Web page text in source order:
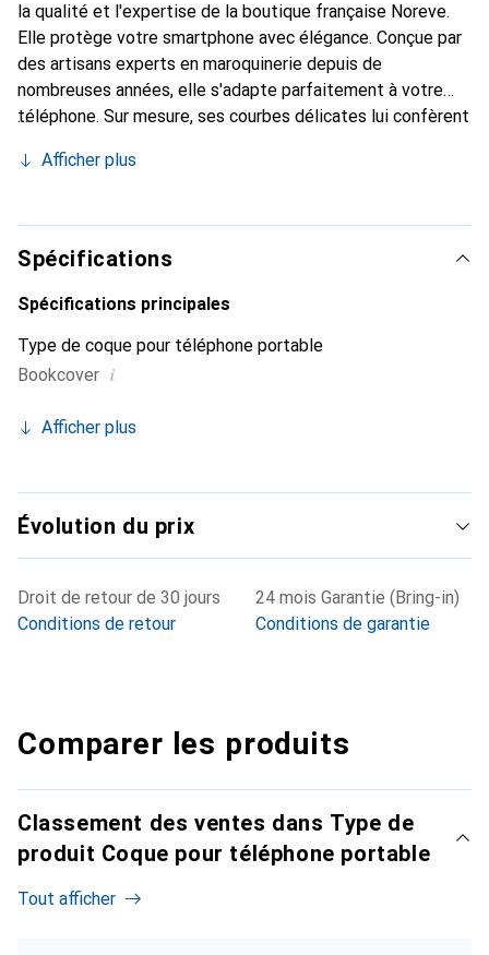
la qualité et l'expertise de la boutique française Noreve.
Elle protège votre smartphone avec élégance. Conçue par
des artisans experts en maroquinerie depuis de
nombreuses années, elle s'adapte parfaitement à votre
téléphone. Sur mesure, ses courbes délicates lui confèrent
chic et indispensable pour votre smartphone. La marque
de haute qualité et constitue un choix sûr pour une
clientèle exigeante.
Afficher plus
Spécifications
Spécifications principales
Type de coque pour téléphone portable
Bookcover i
Afficher plus
Évolution du prix
Droit de retour de 30 jours
Conditions de retour
24 mois Garantie (Bring-in)
Conditions de garantie
Comparer les produits
Classement des ventes dans Type de
produit Coque pour téléphone portable
Tout afficher